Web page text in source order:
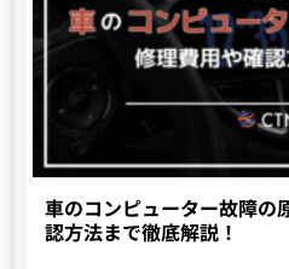
車のコンピューター故障の
認方法まで徹底解説！